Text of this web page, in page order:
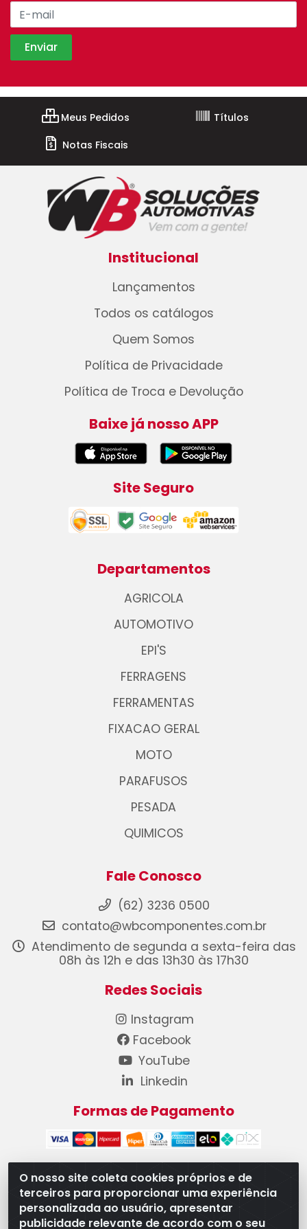
O nosso site coleta cookies próprios e de
terceiros para proporcionar uma experiência
personalizada ao usuário, apresentar
publicidade relevante de acordo com o seu
Meus Pedidos
Títulos
Notas Fiscais
Institucional
Lançamentos
Todos os catálogos
Quem Somos
Política de Privacidade
Política de Troca e Devolução
Baixe já nosso APP
Site Seguro
Departamentos
AGRICOLA
AUTOMOTIVO
EPI'S
FERRAGENS
FERRAMENTAS
FIXACAO GERAL
MOTO
PARAFUSOS
PESADA
QUIMICOS
Fale Conosco
(62) 3236 0500
contato@wbcomponentes.com.br
Atendimento de segunda a sexta-feira das
08h às 12h e das 13h30 às 17h30
Redes Sociais
Instagram
Facebook
YouTube
Linkedin
Formas de Pagamento
WB Componentes Automotivos LTDA - CNPJ
08.528.393/0001-12 - Rua do Níquel, 667 - Parque
Oeste Industrial, Goiânia/GO - CEP 74375-660